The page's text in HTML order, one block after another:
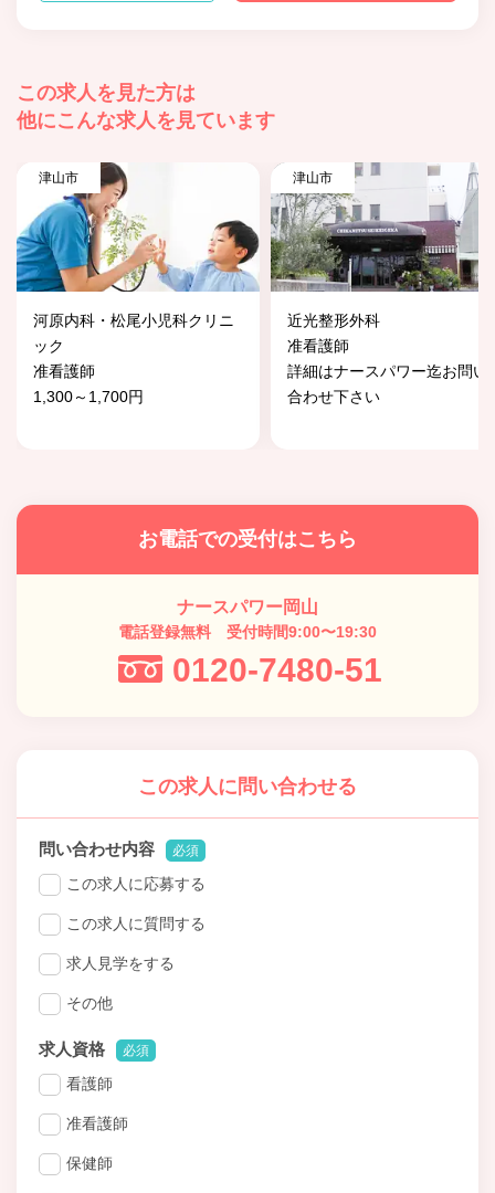
この求人を見た方は
他にこんな求人を見ています
津山市
河原内科・松尾小児科クリニ
ック
准看護師
1,300～1,700円
津山市
近光整形外科
准看護師
詳細はナースパワー迄お問い
合わせ下さい
お電話での受付はこちら
ナースパワー岡山
電話登録無料 受付時間9:00〜19:30
0120-7480-51
この求人に問い合わせる
問い合わせ内容 必須
この求人に応募する
この求人に質問する
求人見学をする
その他
求人資格 必須
看護師
准看護師
保健師